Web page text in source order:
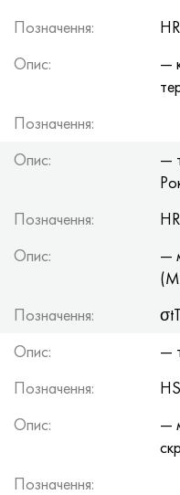
Позначення:
Опис:
—
Позначення:
Опис:
—
Позначення:
Опис:
—
Позначення:
σtТ
Опис:
—
Позначення:
Опис:
—
Позначення: